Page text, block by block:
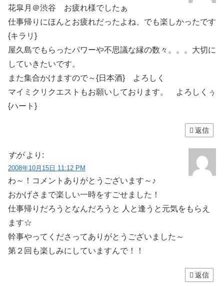
花皐月＠渋谷 お疲れ様でしたぁ
仕事帰りにほんとお疲れだったよね、でも楽しかったです
{キラリ}
屋久島でもらったパワーや不思議な縁の数々。。。大切に
していきたいです。
また集合かけますので～{日本酒} よろしく
マイミクリクエストもお願いしております。 よろしくぅ
{ハート}
返信
すが より:
2008年10月15日 11:12 PM
わ～！コメントありがとうございます～♪
おかげさまで楽しい一時をすごせました！
仕事帰りだろうとなんだろうと 人と逢うと元気をもらえ
ます☆
幹事やってくださってありがとうございました～
第２回も楽しみにしていますんで！！
返信